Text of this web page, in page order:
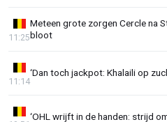
Meteen grote zorgen Cercle na
bloot
11:25
‘Dan toch jackpot: Khalaili op
11:14
‘OHL wrijft in de handen: strijd